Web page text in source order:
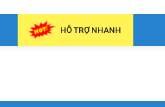
HỖ TRỢ NHANH